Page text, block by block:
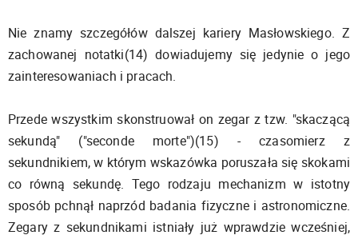
Nie znamy szczegółów dalszej kariery Masłowskiego. Z
zachowanej notatki(14) dowiadujemy się jedynie o jego
zainteresowaniach i pracach.
Przede wszystkim skonstruował on zegar z tzw. "skaczącą
sekundą" ("seconde morte")(15) - czasomierz z
sekundnikiem, w którym wskazówka poruszała się skokami
co równą sekundę. Tego rodzaju mechanizm w istotny
sposób pchnął naprzód badania fizyczne i astronomiczne.
Zegary z sekundnikami istniały już wprawdzie wcześniej,